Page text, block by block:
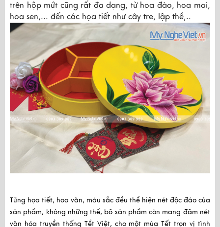
trên hộp mứt cũng rất đa dạng, từ hoa đào, hoa mai,
hoa sen,... đến các họa tiết như cây tre, lập thể,..
Từng họa tiết, hoa văn, màu sắc đều thể hiện nét độc đáo của
sản phẩm, không những thế, bộ sản phẩm còn mang đậm nét
văn hóa truyền thống Tểt Việt, cho một mùa Tết trọn vị tình